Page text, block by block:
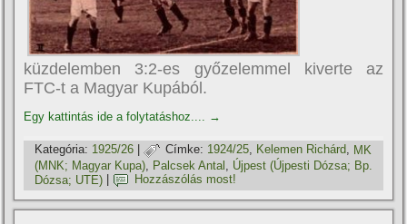
küzdelemben 3:2-es győzelemmel kiverte az
FTC-t a Magyar Kupából.
Egy kattintás ide a folytatáshoz.... →
Kategória: 1925/26 | Címke: 1924/25, Kelemen Richárd, MK
(MNK; Magyar Kupa), Palcsek Antal , Újpest (Újpesti Dózsa; Bp.
Dózsa; UTE)
Hozzászólás most!